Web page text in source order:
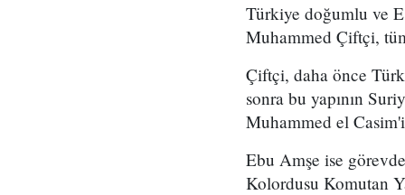
Türkiye doğumlu ve
Muhammed Çiftçi,
Çiftçi, daha önce
sonra bu yapının
Muhammed el
Ebu Amşe ise
Kolordusu Komutan